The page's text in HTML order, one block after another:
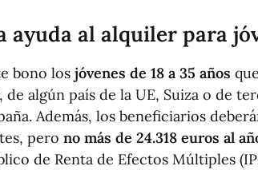
ayuda al alquiler para
bono los jóvenes de 18 a 35 años
de algún país de la UE, Suiza o de
Además, los beneficiarios
pero no más de 24.318 euros al
de Renta de Efectos Múltiples